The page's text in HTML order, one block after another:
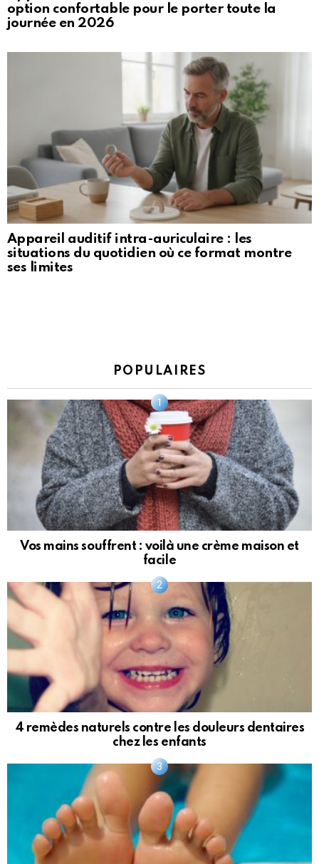
option confortable pour le porter toute la
journée en 2026
Appareil auditif intra-auriculaire : les
situations du quotidien où ce format montre
ses limites
POPULAIRES
Vos mains souffrent : voilà une crème maison et
facile
4 remèdes naturels contre les douleurs dentaires
chez les enfants